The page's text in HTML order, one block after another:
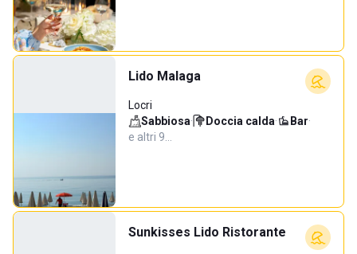
Lido Malaga
Locri
Sabbiosa· Doccia calda· Bar·
e altri 9…
Sunkisses Lido Ristorante